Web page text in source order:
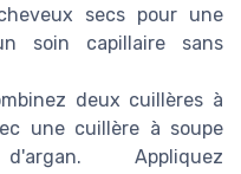
secs pour une
soin capillaire sans
deux cuillères à
une cuillère à soupe
Appliquez